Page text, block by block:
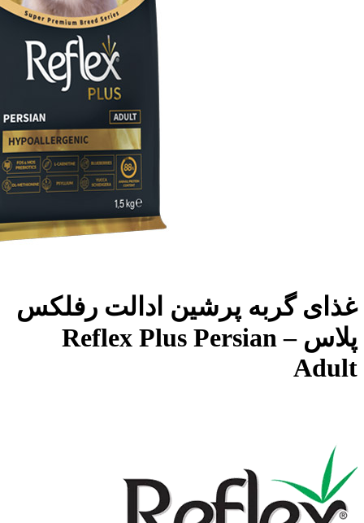
غذای گربه پرشین ادالت رفلکس
پلاس – Reflex Plus Persian
Adult